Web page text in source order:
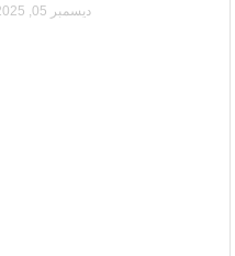
ديسمبر 05, 2025